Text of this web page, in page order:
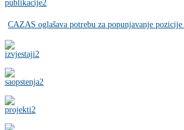
CAZAS oglašava potrebu za popunjavanje